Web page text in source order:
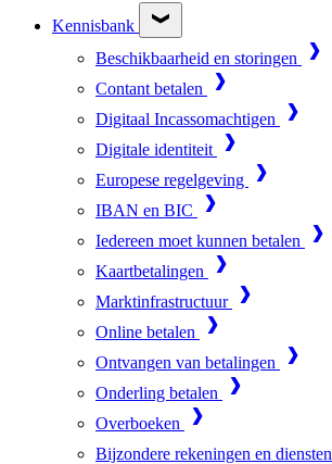
Kennisbank
Beschikbaarheid en storingen
Contant betalen
Digitaal Incassomachtigen
Digitale identiteit
Europese regelgeving
IBAN en BIC
Iedereen moet kunnen betalen
Kaartbetalingen
Marktinfrastructuur
Online betalen
Ontvangen van betalingen
Onderling betalen
Overboeken
Bijzondere rekeningen en diensten